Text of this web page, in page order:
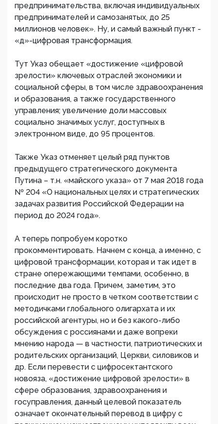
предпринимательства, включая индивидуальных
предпринимателей и самозанятых, до 25
миллионов человек». Ну, и самый важный пункт -
«д»-цифровая трансформация.
Тут Указ обещает «достижение «цифровой
зрелости» ключевых отраслей экономики и
социальной сферы, в том числе здравоохранения
и образования, а также государственного
управления; увеличение доли массовых
социально значимых услуг, доступных в
электронном виде, до 95 процентов.
Также Указ отменяет целый ряд пунктов
предыдущего стратегического документа
Путина – т.н. «майского указа» от 7 мая 2018 года
№ 204 «О национальных целях и стратегических
задачах развития Российской Федерации на
период до 2024 года».
А теперь попробуем коротко
прокомментировать. Начнем с конца, а именно, с
цифровой трансформации, которая и так идет в
стране опережающими темпами, особенно, в
последние два года. Причем, заметим, это
происходит не просто в четком соответствии с
методичками глобального олигархата и их
российской агентуры, но и без какого-либо
обсуждения с россиянами и даже вопреки
мнению народа — в частности, патриотических и
родительских организаций, Церкви, силовиков и
др. Если перевести с цифросектантского
новояза, «достижение цифровой зрелости» в
сфере образования, здравоохранения и
госуправления, данный целевой показатель
означает окончательный перевод в цифру с